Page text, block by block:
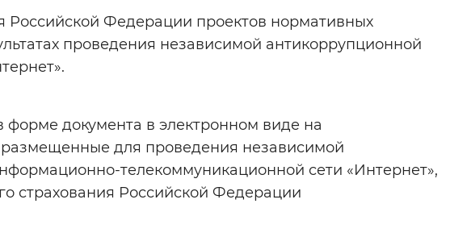
Синий фон
Повторить
Российской Федерации проектов нормативных
проведения независимой антикоррупционной
документа в электронном виде на
для проведения независимой
телекоммуникационной сети «Интернет»,
страхования Российской Федерации